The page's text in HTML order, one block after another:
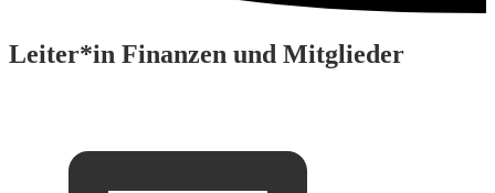
Leiter*in Finanzen und Mitglieder